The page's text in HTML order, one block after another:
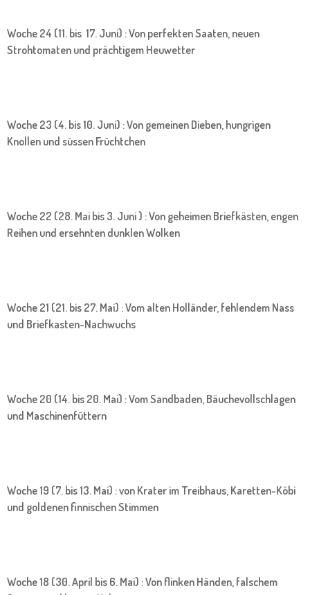
Woche 24 (11. bis 17. Juni) : Von perfekten Saaten, neuen
Strohtomaten und prächtigem Heuwetter
Woche 23 (4. bis 10. Juni) : Von gemeinen Dieben, hungrigen
Knollen und süssen Früchtchen
Woche 22 (28. Mai bis 3. Juni ) : Von geheimen Briefkästen, engen
Reihen und ersehnten dunklen Wolken
Woche 21 (21. bis 27. Mai) : Vom alten Holländer, fehlendem Nass
und Briefkasten-Nachwuchs
Woche 20 (14. bis 20. Mai) : Vom Sandbaden, Bäuchevollschlagen
und Maschinenfüttern
Woche 19 (7. bis 13. Mai) : von Krater im Treibhaus, Karetten-Köbi
und goldenen finnischen Stimmen
Woche 18 (30. April bis 6. Mai) : Von flinken Händen, falschem